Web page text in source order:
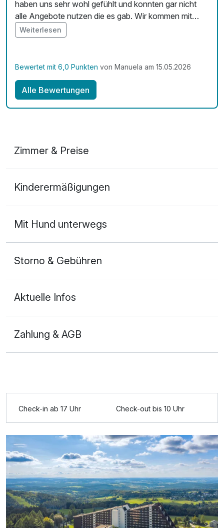
haben uns sehr wohl gefühlt und konnten gar nicht
alle Angebote nutzen die es gab. Wir kommen mit
unserem Enkel auf alle Fälle wieder. Die
Kreativwerkstadt hatte schöne Angebote und das
dass alle zufrieden und glücklich macht. Danke für die
Weiterlesen
Bewertet mit 6,0 Punkten von Manuela am 15.05.2026
Alle Bewertungen
Zimmer & Preise
2 Erwachsene
Ausstattung
Doppelzimmer zur Einzelnutzung
1 Erwachsenen und 1 Kind
Kinderermäßigungen
Mit Hund unterwegs
Storno & Gebühren
Aktuelle Infos
Zahlung & AGB
Check-in ab 17 Uhr Check-out bis 10 Uhr